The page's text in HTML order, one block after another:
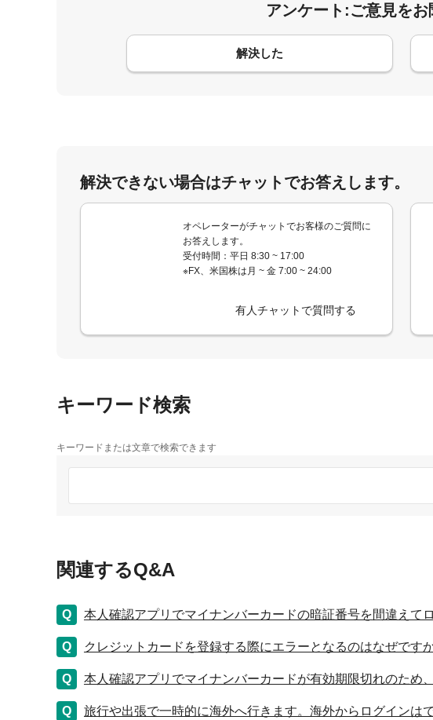
アンケート:ご意見を
解決した
コメント
解決できない場合はチャットでお答えします。
オペレーターがチャットでお客様のご質問に
お答えします。
受付時間：平日 8:30 ~ 17:00
※FX、米国株は月 ~ 金 7:00 ~ 24:00
有人チャットで質問する
キーワード検索
キーワードまたは文章で検索できます
関連するQ&A
本人確認アプリでマイナンバーカードの暗証番号を間違えて
クレジットカードを登録する際にエラーとなるのはなぜですか
本人確認アプリでマイナンバーカードが有効期限切れのため
旅行や出張で一時的に海外へ行きます。海外からログインは